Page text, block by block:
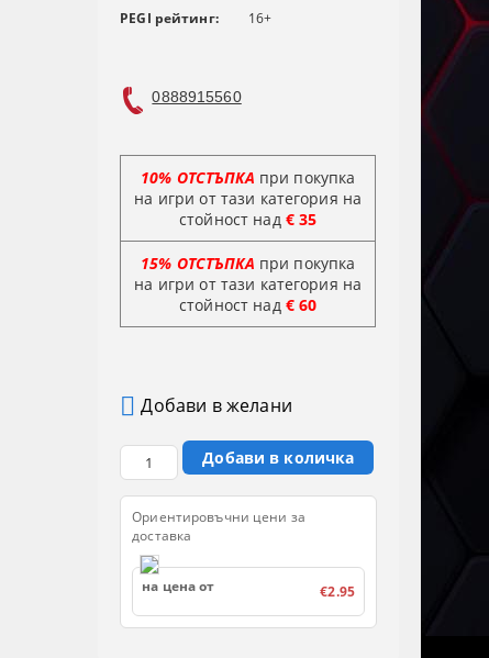
PEGI рейтинг:
16+
0888915560
10% ОТСТЪПКА при покупка
на игри от тази категория на
стойност над € 35
15% ОТСТЪПКА при покупка
на игри от тази категория на
стойност над € 60
Добави в желани
Ориентировъчни цени за
доставка
на цена от €2.95